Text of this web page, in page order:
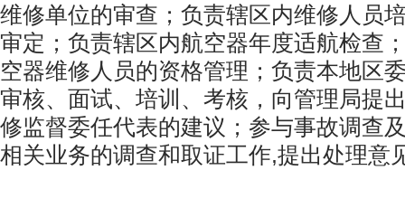
维修单位的审查；负责辖区内维修人员
审定；负责辖区内航空器年度适航检查
空器维修人员的资格管理；负责本地区
审核、面试、培训、考核，向管理局提
修监督委任代表的建议；参与事故调查
相关业务的调查和取证工作,提出处理意